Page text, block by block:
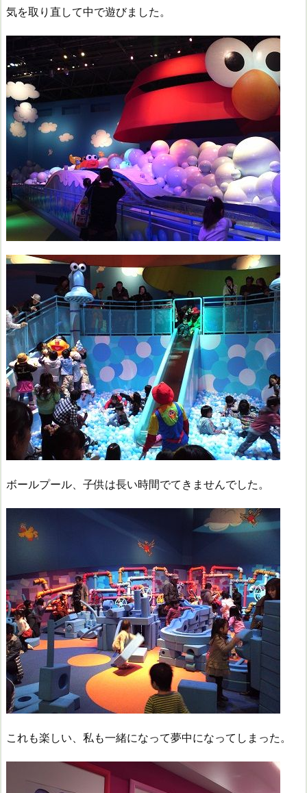
気を取り直して中で遊びました。
ボールプール、子供は長い時間でてきませんでした。
これも楽しい、私も一緒になって夢中になってしまった。